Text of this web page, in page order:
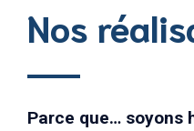
Nos
Parce que… soyons